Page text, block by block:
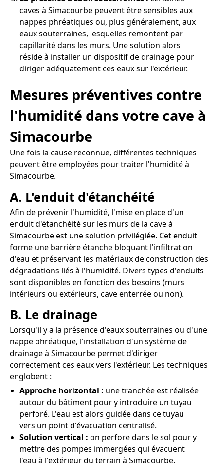
caves à Simacourbe peuvent être sensibles aux
nappes phréatiques ou, plus généralement, aux
eaux souterraines, lesquelles remontent par
capillarité dans les murs. Une solution alors
réside à installer un dispositif de drainage pour
diriger adéquatement ces eaux sur l'extérieur.
Mesures préventives contre
l'humidité dans votre cave à
Simacourbe
Une fois la cause reconnue, différentes techniques
peuvent être employées pour traiter l'humidité à
Simacourbe.
A. L'enduit d'étanchéité
Afin de prévenir l'humidité, l'mise en place d'un
enduit d'étanchéité sur les murs de la cave à
Simacourbe est une solution privilégiée. Cet enduit
forme une barrière étanche bloquant l'infiltration
d'eau et préservant les matériaux de construction des
dégradations liés à l'humidité. Divers types d'enduits
sont disponibles en fonction des besoins (murs
intérieurs ou extérieurs, cave enterrée ou non).
B. Le drainage
Lorsqu'il y a la présence d'eaux souterraines ou d'une
nappe phréatique, l'installation d'un système de
drainage à Simacourbe permet d'diriger
correctement ces eaux vers l'extérieur. Les techniques
englobent :
Approche horizontal : une tranchée est réalisée
autour du bâtiment pour y introduire un tuyau
perforé. L'eau est alors guidée dans ce tuyau
vers un point d'évacuation centralisé.
Solution vertical : on perfore dans le sol pour y
mettre des pompes immergées qui évacuent
l'eau à l'extérieur du terrain à Simacourbe.